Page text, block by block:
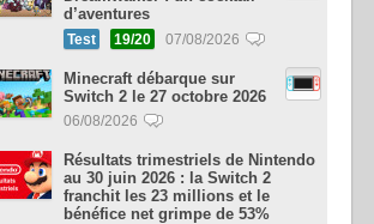
d’aventures
Test 19/20 07/08/2026
Minecraft débarque sur
Switch 2 le 27 octobre 2026
06/08/2026
Résultats trimestriels de Nintendo
au 30 juin 2026 : la Switch 2
franchit les 23 millions et le
bénéfice net grimpe de 53%